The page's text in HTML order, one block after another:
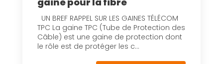
UN BREF RAPPEL SUR LES GAINES TÉLÉCOM
TPC La gaine TPC (Tube de Protection des
Câble) est une gaine de protection dont
le rôle est de protéger les c...